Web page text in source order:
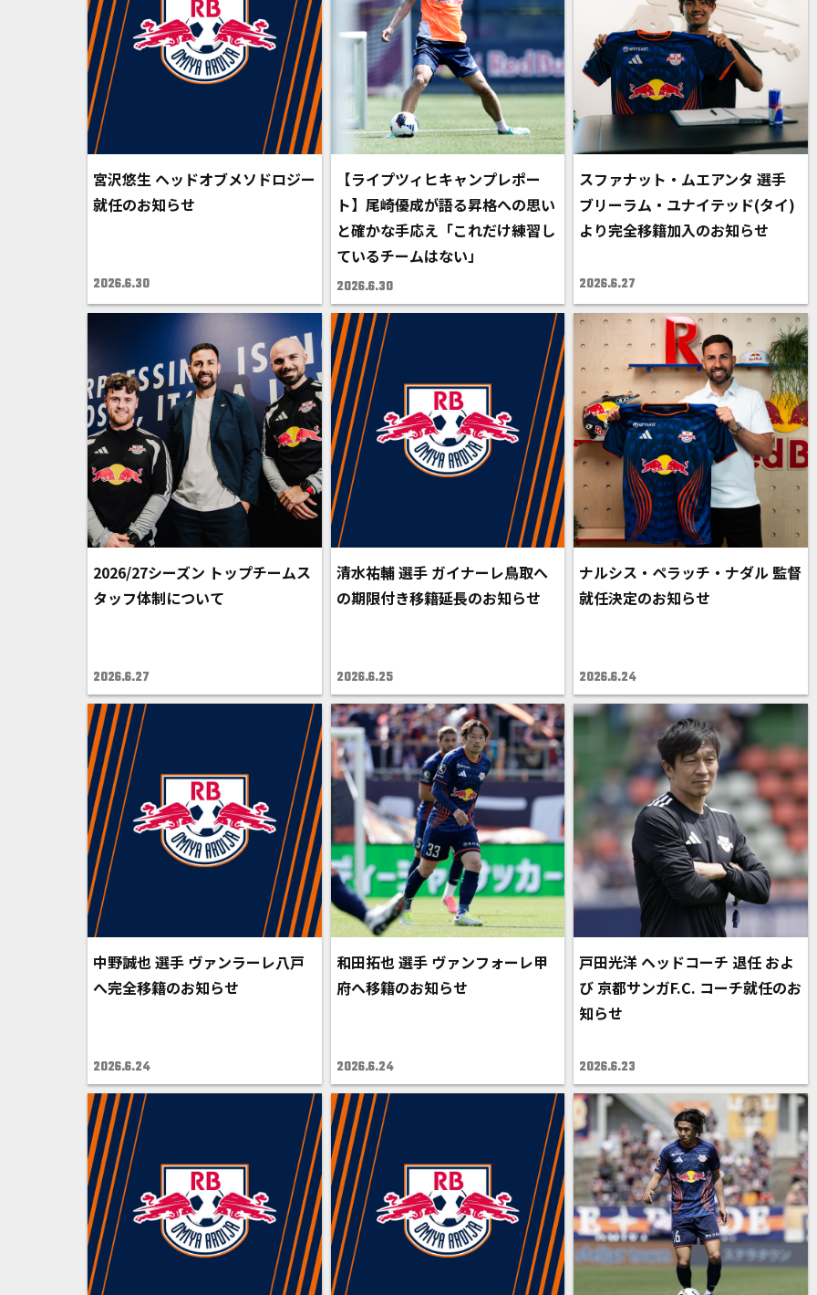
宮沢悠生 ヘッドオブメソドロジー
就任のお知らせ
2026.6.30
【ライプツィヒキャンプレポー
ト】尾崎優成が語る昇格への思い
と確かな手応え「これだけ練習し
ているチームはない」
2026.6.30
スファナット・ムエアンタ 選手
ブリーラム・ユナイテッド(タイ)
より完全移籍加入のお知らせ
2026.6.27
2026/27シーズン トップチームス
タッフ体制について
2026.6.27
清水祐輔 選手 ガイナーレ鳥取へ
の期限付き移籍延長のお知らせ
2026.6.25
ナルシス・ペラッチ・ナダル 監督
就任決定のお知らせ
2026.6.24
中野誠也 選手 ヴァンラーレ八戸
へ完全移籍のお知らせ
2026.6.24
和田拓也 選手 ヴァンフォーレ甲
府へ移籍のお知らせ
2026.6.24
戸田光洋 ヘッドコーチ 退任 およ
び 京都サンガF.C. コーチ就任のお
知らせ
2026.6.23